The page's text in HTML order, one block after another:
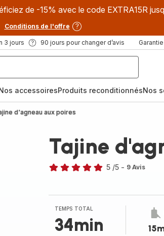
de -15% avec le code EXTRA15R
Conditions de l'offre
3 jours 90 jours pour changer d’avis
accessoiresProduits reconditionnésNos
d'agneau aux poires
Tajine
étoiles
(moyenne)
5 /5 - 9 Avis
TEMPS TOTAL
34min